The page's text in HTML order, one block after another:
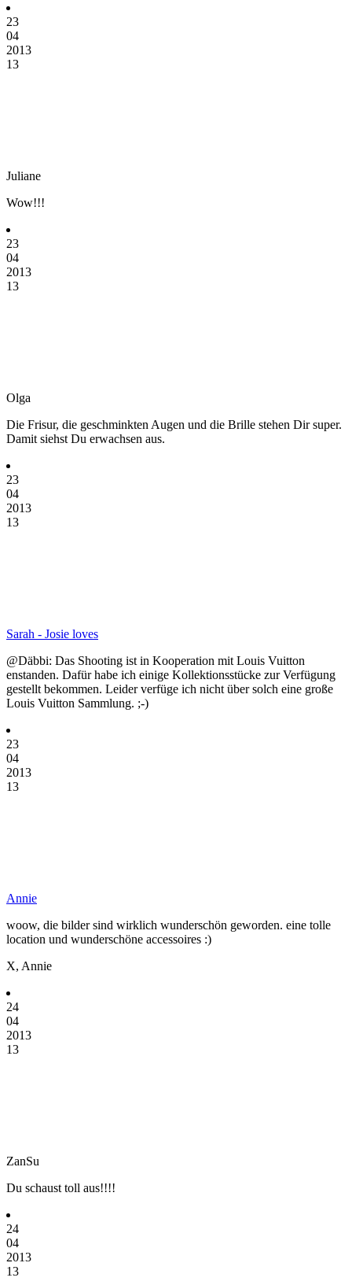
23
04
2013
13
Juliane
Wow!!!
23
04
2013
13
Olga
Die Frisur, die geschminkten Augen und die Brille stehen Dir super.
Damit siehst Du erwachsen aus.
23
04
2013
13
Sarah - Josie loves
@Däbbi: Das Shooting ist in Kooperation mit Louis Vuitton
enstanden. Dafür habe ich einige Kollektionsstücke zur Verfügung
gestellt bekommen. Leider verfüge ich nicht über solch eine große
Louis Vuitton Sammlung. ;-)
23
04
2013
13
Annie
woow, die bilder sind wirklich wunderschön geworden. eine tolle
location und wunderschöne accessoires :)
X, Annie
24
04
2013
13
ZanSu
Du schaust toll aus!!!!
24
04
2013
13